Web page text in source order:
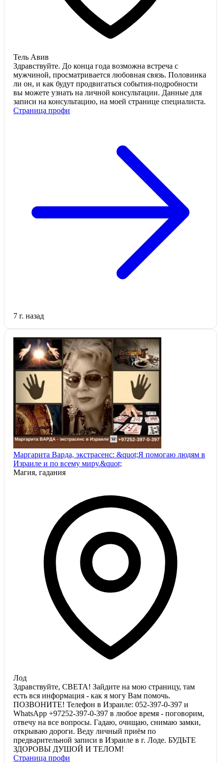
Тель Авив
Здравствуйте. До конца года возможна встреча с
мужчиной, просматривается любовная связь. Половинка
ли он, и как будут продвигаться события-подробности
вы можете узнать на личной консультации. Данные для
записи на консультацию, на моей странице специалиста.
Страница профи
7 г. назад
Маргарита Варда, экстрасенс: &quot;Я помогаю людям в
Израиле и по всему миру.&quot;
Магия, гадания
Лод
Здравствуйте, СВЕТА! Зайдите на мою страницу, там
есть вся информация - как я могу Вам помочь.
ПОЗВОНИТЕ! Телефон в Израиле: 052-397-0-397 и
WhatsApp +97252-397-0-397 в любое время - поговорим,
отвечу на все вопросы. Гадаю, очищаю, снимаю замки,
открываю дороги. Веду личный приём по
предварительной записи в Израиле в г. Лоде. БУДЬТЕ
ЗДОРОВЫ ДУШОЙ И ТЕЛОМ!
Страница профи